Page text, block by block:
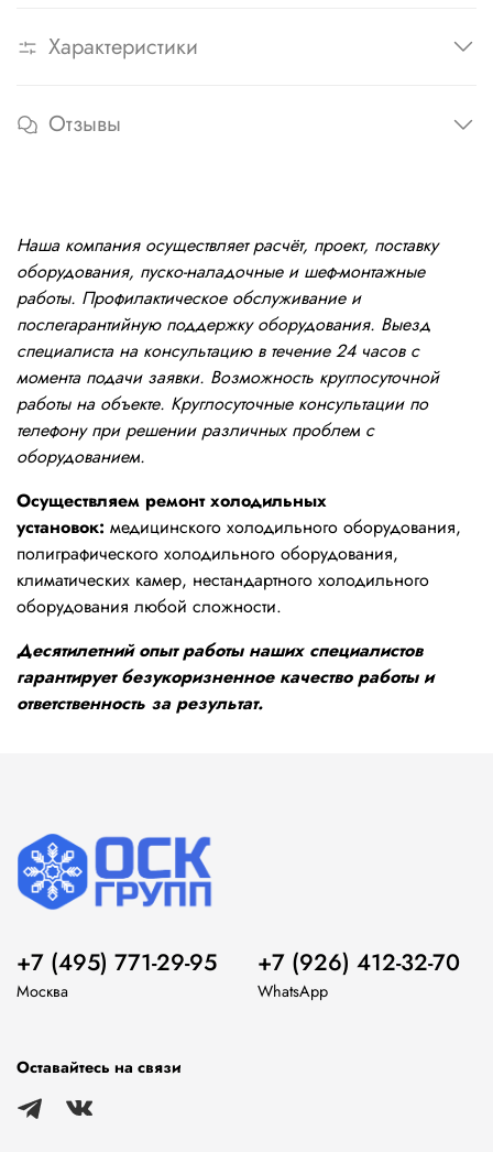
Характеристики
Отзывы
Наша компания осуществляет расчёт, проект, поставку
оборудования, пуско-наладочные и шеф-монтажные
работы. Профилактическое обслуживание и
послегарантийную поддержку оборудования. Выезд
специалиста на консультацию в течение 24 часов с
момента подачи заявки. Возможность круглосуточной
работы на объекте. Круглосуточные консультации по
телефону при решении различных проблем с
оборудованием.
Осуществляем ремонт холодильных
установок: медицинского холодильного оборудования,
полиграфического холодильного оборудования,
климатических камер, нестандартного холодильного
оборудования любой сложности.
Десятилетний опыт работы наших специалистов
гарантирует безукоризненное качество работы и
ответственность за результат.
+7 (495) 771-29-95
Москва
+7 (926) 412-32-70
WhatsApp
Оставайтесь на связи